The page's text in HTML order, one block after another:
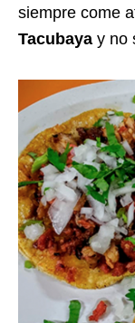
siempre come
Tacubaya y no